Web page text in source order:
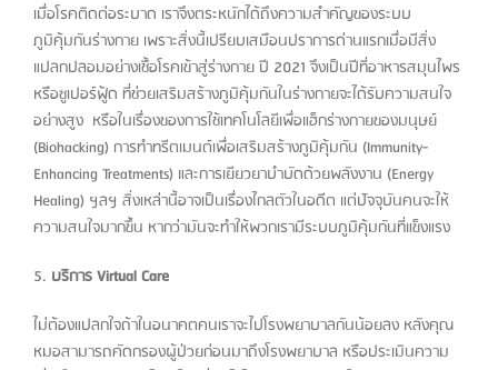
เมื่อโรคติดต่อระบาด เราจึงตระหนักได้ถึงความสำคัญของระบบ
ภูมิคุ้มกันร่างกาย เพราะสิ่งนี้เปรียบเสมือนปราการด่านแรกเมื่อมีสิ่ง
แปลกปลอมอย่างเชื้อโรคเข้าสู่ร่างกาย ปี 2021 จึงเป็นปีที่อาหารสมุนไพร
หรือซูเปอร์ฟู้ด ที่ช่วยเสริมสร้างภูมิคุ้มกันในร่างกายจะได้รับความสนใจ
อย่างสูง หรือในเรื่องของการใช้เทคโนโลยีเพื่อแฮ็กร่างกายของมนุษย์
(Biohacking) การทำทรีตเมนต์เพื่อเสริมสร้างภูมิคุ้มกัน (Immunity-
Enhancing Treatments) และการเยียวยาบำบัดด้วยพลังงาน (Energy
Healing) ฯลฯ สิ่งเหล่านี้อาจเป็นเรื่องไกลตัวในอดีต แต่ปัจจุบันคนจะให้
ความสนใจมากขึ้น หากว่ามันจะทำให้พวกเรามีระบบภูมิคุ้มกันที่แข็งแรง
5. บริการ Virtual Care
ไม่ต้องแปลกใจถ้าในอนาคตคนเราจะไปโรงพยาบาลกันน้อยลง หลังคุณ
หมอสามารถคัดกรองผู้ป่วยก่อนมาถึงโรงพยาบาล หรือประเมินความ